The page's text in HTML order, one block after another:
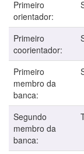
Primeiro
orientador:
Primeiro
coorientador:
Primeiro
membro da
banca:
Segundo
membro da
banca: